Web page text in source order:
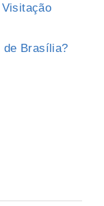
de Brasília?